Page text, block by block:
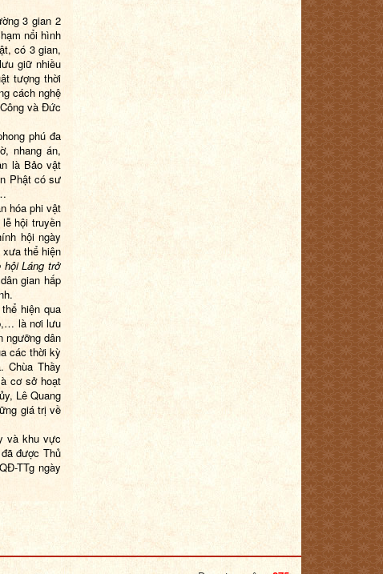
3 gian 2
nổi hình
có 3 gian,
giữ nhiều
tượng thời
cách nghệ
và Đức
phú đa
nhang án,
là Bảo vật
Phật có sư
hóa phi vật
hội truyền
hội ngày
thể hiện
hội Láng trở
gian hấp
hiện qua
là nơi lưu
ngưỡng dân
các thời kỳ
Chùa Thầy
cơ sở hoạt
Lê Quang
giá trị về
và khu vực
được Thủ
TTg ngày